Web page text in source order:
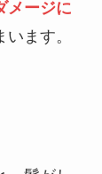
メージに
ます。